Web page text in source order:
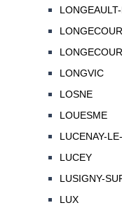
LONGVIC
LOSNE
LOUESME
LUCENAY-
LUCEY
LUSIGNY-
LUX